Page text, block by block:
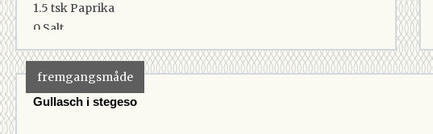
1.5 tskPaprika
0 Salt
0Peber
Laurbærblad
fremgangsmåde
Gullasch i stegeso